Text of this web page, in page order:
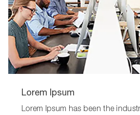
Lorem Ipsum
Lorem Ipsum has been the